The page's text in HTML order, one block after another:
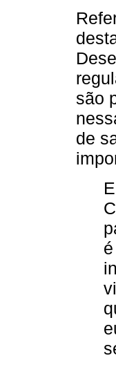
são
de